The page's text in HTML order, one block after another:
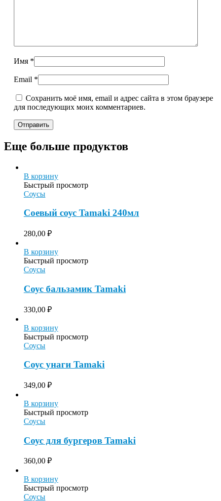
Имя *
Email *
Сохранить моё имя, email и адрес сайта в этом браузере
для последующих моих комментариев.
Еще больше продуктов
В корзину
Быстрый просмотр
Соусы
Соевый соус Tamaki 240мл
280,00 ₽
В корзину
Быстрый просмотр
Соусы
Соус бальзамик Tamaki
330,00 ₽
В корзину
Быстрый просмотр
Соусы
Соус унаги Tamaki
349,00 ₽
В корзину
Быстрый просмотр
Соусы
Соус для бургеров Tamaki
360,00 ₽
В корзину
Быстрый просмотр
Соусы